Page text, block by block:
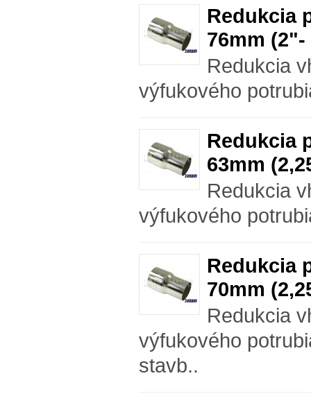
Redukcia
76mm
Redukcia
výfukového
Redukcia
63mm
Redukcia
výfukového
Redukcia
70mm
Redukcia
výfukového
stavb..